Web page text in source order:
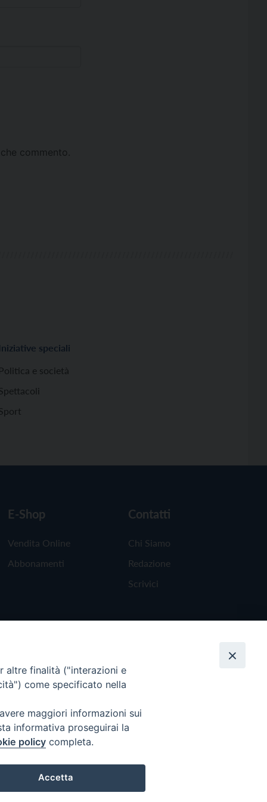
commento.
Iniziative speciali
Politica e società
E-Shop
Vendita Online
Abbonamenti
Contatti
Chi Siamo
Redazione
Scrivici
altre finalità ("interazioni e
come specificato nella
maggiori informazioni sui
informativa proseguirai la
policy completa.
Accetta